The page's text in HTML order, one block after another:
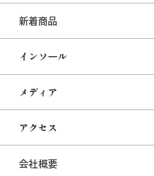
新着商品
インソール
メディア
アクセス
会社概要